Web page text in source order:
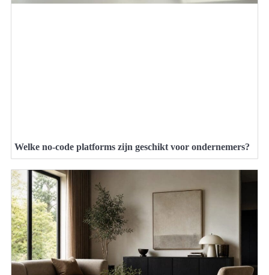
Welke no-code platforms zijn geschikt voor ondernemers?